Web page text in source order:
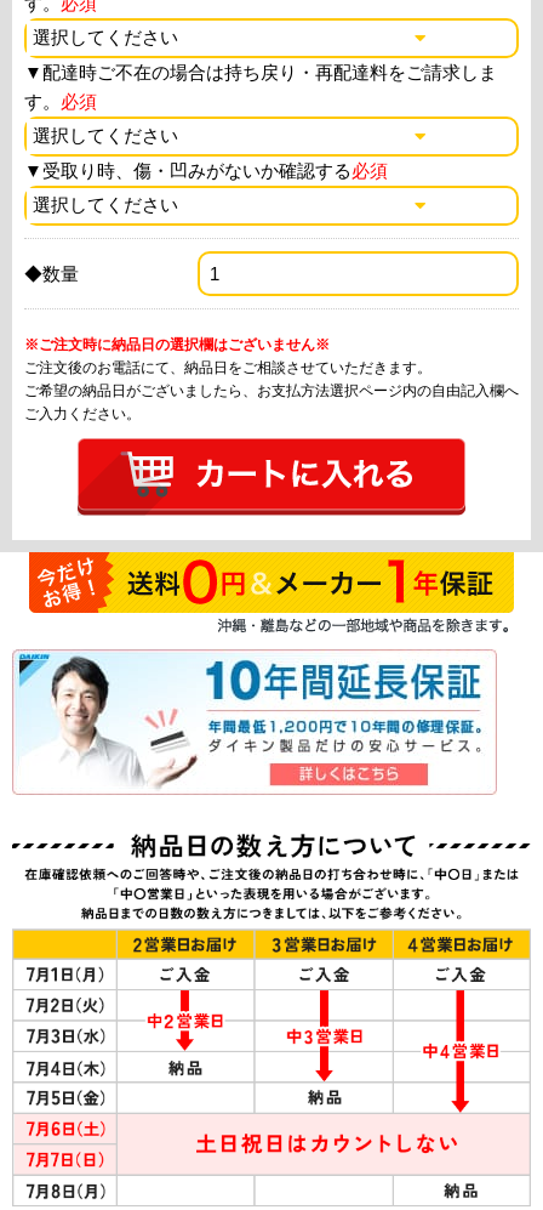
▼配達時ご不在の場合は持ち戻り・再配達料をご請求しま
す。 必須
▼ 受取り時、傷・凹みがないか確認する必須
◆数量
※ご注文時に納品日の選択欄はございません※
ご注文後のお電話にて、納品日をご相談させていただきます。
ご希望の納品日がございましたら、お支払方法選択ページ内の自由記入欄へ
ご入力ください。